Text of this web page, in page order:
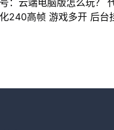
：云端电脑版怎么玩？
240高帧 游戏多开 后台